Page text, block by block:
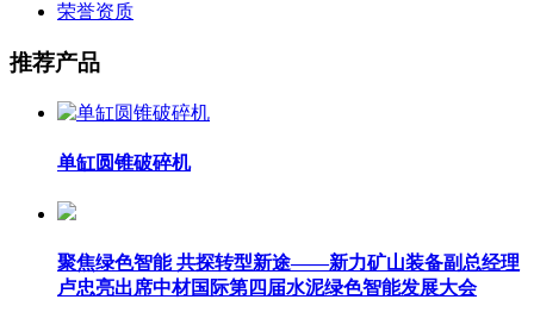
荣誉资质
推荐产品
单缸圆锥破碎机
聚焦绿色智能 共探转型新途——新力矿山装备副总经理
卢忠亮出席中材国际第四届水泥绿色智能发展大会